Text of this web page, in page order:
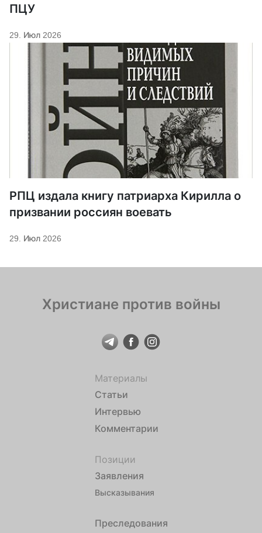
ПЦУ
29. Июл 2026
РПЦ издала книгу патриарха Кирилла о
призвании россиян воевать
29. Июл 2026
Христиане против войны
Материалы
Статьи
Интервью
Комментарии
Позиции
Заявления
Высказывания
Преследования